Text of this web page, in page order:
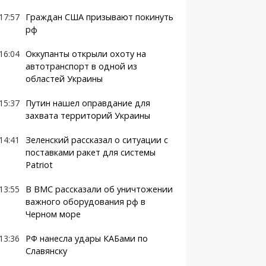
Граждан США призывают покинуть
рф
Оккупанты открыли охоту на
автотранспорт в одной из
областей Украины
Путин нашел оправдание для
захвата территорий Украины
Зеленский рассказал о ситуации с
поставками ракет для системы
Patriot
В ВМС рассказали об уничтожении
важного оборудования рф в
Черном море
РФ нанесла удары КАБами по
Славянску